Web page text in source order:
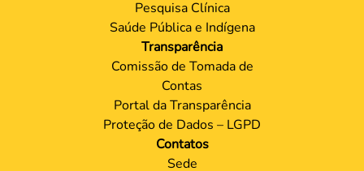
Pesquisa Clínica
Saúde Pública e Indígena
Transparência
Comissão de Tomada de
Contas
Portal da Transparência
Proteção de Dados – LGPD
Contatos
Sede